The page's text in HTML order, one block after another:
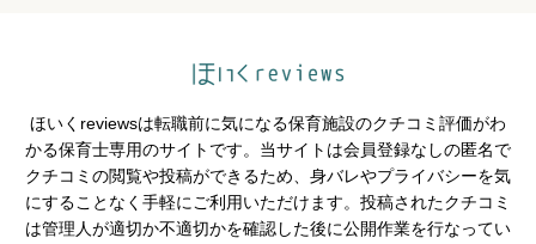
シフトの融通 必須
星の数をお選びください 
ほいくreviewsは転職前に気になる保育施設のクチコミ評価がわ
かる保育士専用のサイトです。当サイトは会員登録なしの匿名で
クチコミの閲覧や投稿ができるため、身バレやプライバシーを気
にすることなく手軽にご利用いただけます。投稿されたクチコミ
は管理人が適切か不適切かを確認した後に公開作業を行なってい